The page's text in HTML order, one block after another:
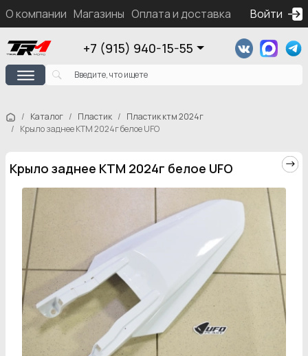
О компании Магазины Оплата и доставка Контакты
Войти
+7 (915) 940-15-55
Каталог Пластик
Пластик ктм 2024г
Крыло заднее KTM 2024г белое UFO
Крыло заднее KTM 2024г белое UFO